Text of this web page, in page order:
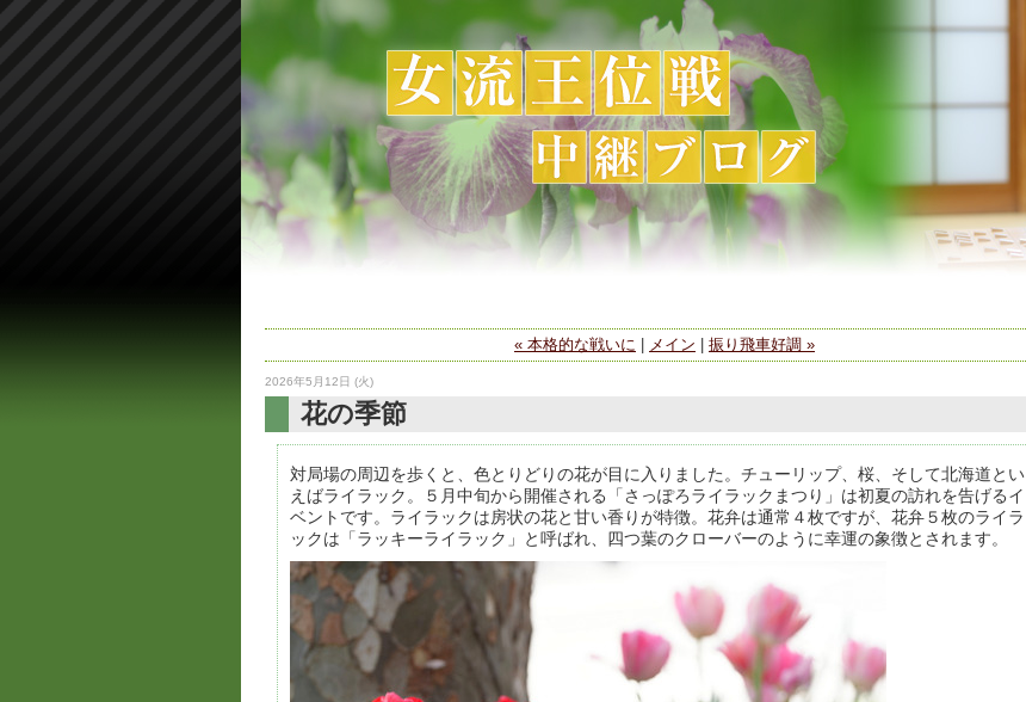
« 本格的な戦いに メイン 振り飛車好調 »
2026年5月12日 (火)
花の季節
対局場の周辺を歩くと、色とりどりの花が目に入りました。チューリップ、桜、そして北海道とい
えばライラック。５月中旬から開催される「さっぽろライラックまつり」は初夏の訪れを告げるイ
ベントです。ライラックは房状の花と甘い香りが特徴。花弁は通常４枚ですが、花弁５枚のライラ
ックは「ラッキーライラック」と呼ばれ、四つ葉のクローバーのように幸運の象徴とされます。